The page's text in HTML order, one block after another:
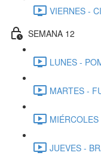
VIERNES -
SEMANA 12
LUNES -
MARTES -
JUEVES -